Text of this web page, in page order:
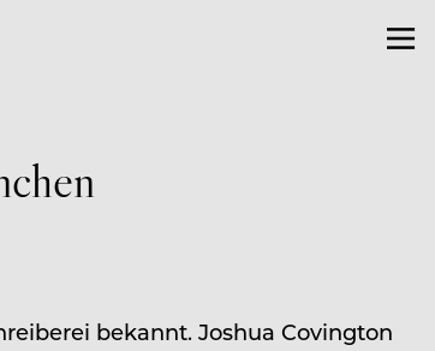
bekannt. Joshua Covington